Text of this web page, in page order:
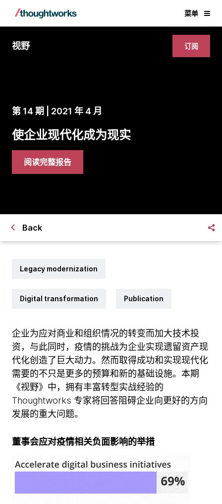
菜单
视野 订阅
第 14 期 | 2021 年 4 月
使企业现代化成为现实
阅读完整报告
Back
Legacy modernization
Digital transformation Publication
企业为应对商业和组织情况的转变而加大技术投
资，与此同时，疫情的挑战为企业实现遗留资产现
代化创造了巨大动力。然而取得成功和实现现代化
需要的不只是更多的预算和新的基础设施。本期
《视野》中，拥有丰富转型实战经验的
Thoughtworks 专家将回答阻碍企业向更好的方向
发展的重大问题。
董事会应对疫情相关负面影响的举措